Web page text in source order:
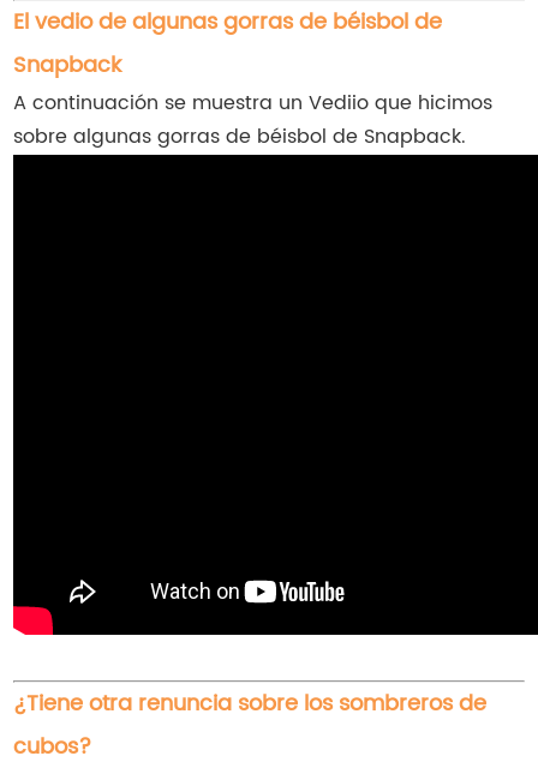
El vedio de algunas gorras de béisbol de
Snapback
A continuación se muestra un Vediio que hicimos
sobre algunas gorras de béisbol de Snapback.
¿Tiene otra renuncia sobre los sombreros de
cubos?